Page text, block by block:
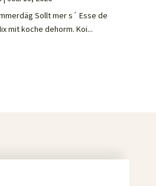
Sollt mer s´ Esse de
mit koche dehorm. Koi...